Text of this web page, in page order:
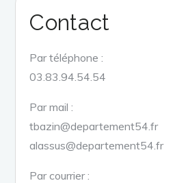
Contact
Par téléphone :
03.83.94.54.54
Par mail :
tbazin@departement54.fr
alassus@departement54.fr
Par courrier :